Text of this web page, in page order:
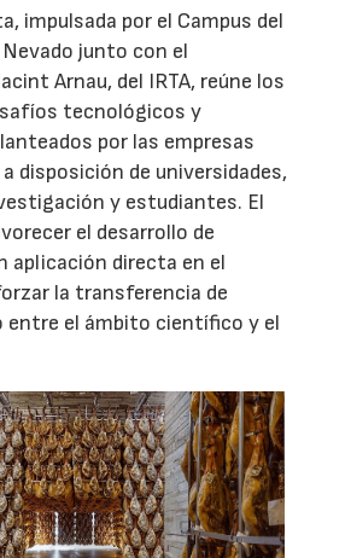
impulsada por el Campus del
junto con el
Arnau, del IRTA, reúne los
tecnológicos y
por las empresas
disposición de universidades,
y estudiantes. El
el desarrollo de
aplicación directa en el
la transferencia de
entre el ámbito científico y el